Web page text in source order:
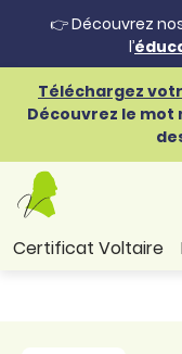
👉 Découvrez nos
l’
Téléchargez
Découvrez le
Certificat Voltaire